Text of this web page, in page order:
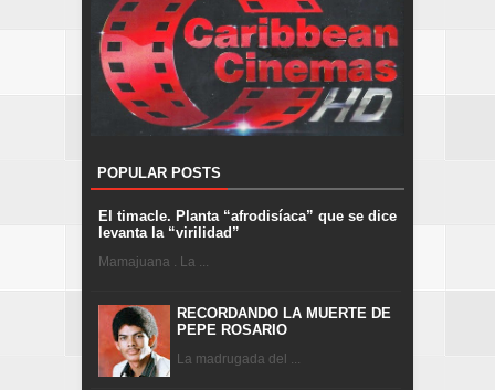
POPULAR POSTS
El timacle. Planta “afrodisíaca” que se dice
levanta la “virilidad”
Mamajuana . La ...
RECORDANDO LA MUERTE DE
PEPE ROSARIO
La madrugada del ...